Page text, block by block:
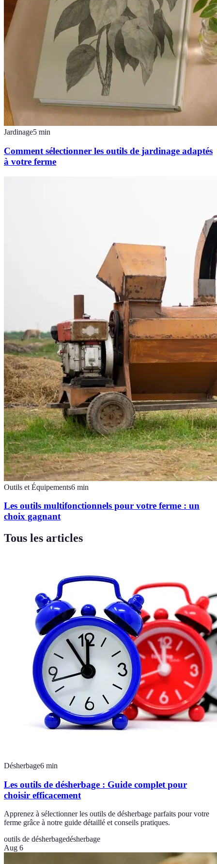
Jardinage5 min
Comment sélectionner les outils de jardinage adaptés
à votre ferme
Outils et Équipements6 min
Les outils multifonctionnels pour votre ferme : un
choix gagnant
Tous les articles
Désherbage6 min
Les outils de désherbage : Guide complet pour
choisir efficacement
Apprenez à sélectionner les outils de désherbage parfaits pour votre
ferme grâce à notre guide détaillé et conseils pratiques.
outils de désherbagedésherbage
Aug 6